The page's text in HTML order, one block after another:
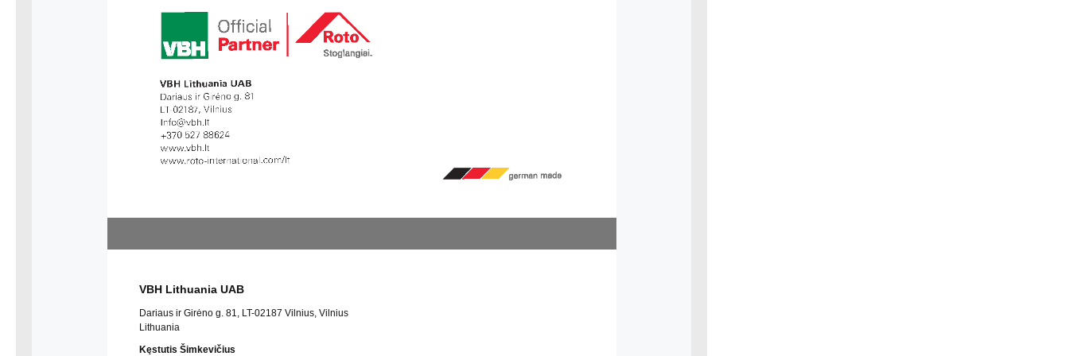
VBH Lithuania UAB
Dariaus ir Girėno g. 81, LT-02187 Vilnius, Vilnius
Lithuania
Kęstutis Šimkevičius